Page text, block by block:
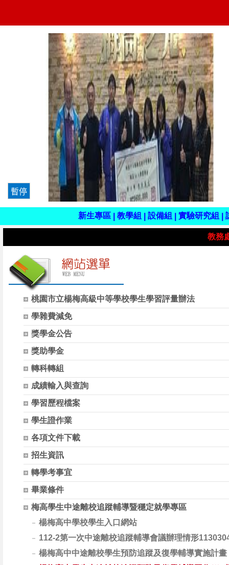
新生專區 教學組 設備組 實驗研究組
教務
桃園市立楊梅高級中等學校學生學習評量辦法
學雜費減免
獎學金公告
獎助學金
轉科轉組
成績輸入與查詢
學習歷程檔案
學生證作業
各項文件下載
招生資訊
轉學考事宜
畢業條件
梅高學生中途離校追蹤輔導暨穩定就學專區
楊梅高中學校學生入口網站
112-2第一次中途離校追蹤輔導會議辦理情形
楊梅高中中途離校學生預防追蹤及復學輔導實施計畫